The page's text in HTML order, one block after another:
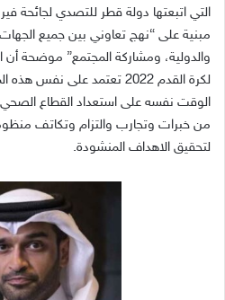
التي اتبعتها دولة قطر للتصدي لجائحة
مبنية على “نهج تعاوني بين جميع
والدولية، ومشاركة المجتمع” موضحة أن
لكرة القدم
تعتمد على نفس هذه
الوقت نفسه على استعداد القطاع الصحي
من خبرات وتجارب والتزام وتكاتف
لتحقيق الاهداف المنشودة.